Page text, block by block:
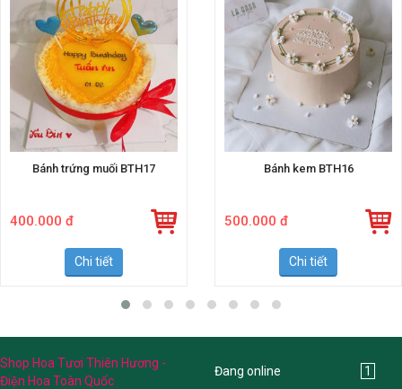
Bánh trứng muối BTH17
400.000 đ
Chi tiết
Bánh kem BTH16
500.000 đ
Chi tiết
Shop Hoa Tươi Thiên Hương -
Điện Hoa Toàn Quốc
Đang online 1